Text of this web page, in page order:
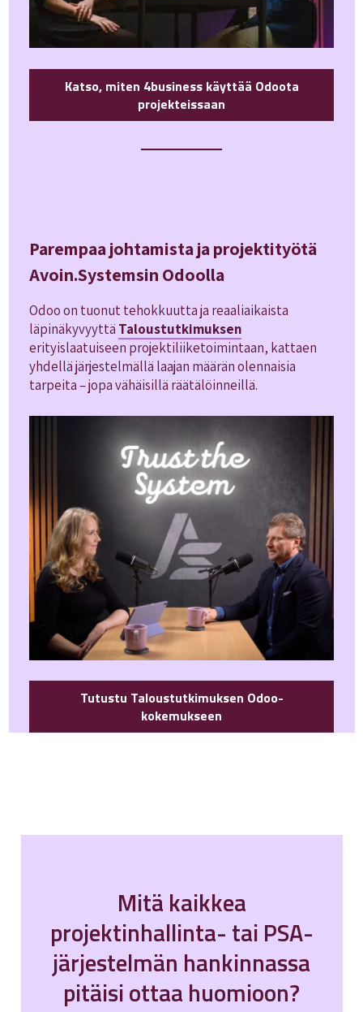
Katso, miten 4business käyttää Odoota
projekteissaan
Parempaa johtamista ja projektityötä
Avoin.Systemsin Odoolla
Odoo on tuonut tehokkuutta ja reaaliaikaista
läpinäkyvyyttä Taloustutkimuksen
erityislaatuiseen projektiliiketoimintaan, kattaen
yhdellä järjestelmällä laajan määrän olennaisia
tarpeita – jopa vähäisillä räätälöinneillä.
Tutustu Taloustutkimuksen Odoo-
kokemukseen
Mitä kaikkea
projektinhallinta- tai PSA-
järjestelmän hankinnassa
pitäisi ottaa huomioon?